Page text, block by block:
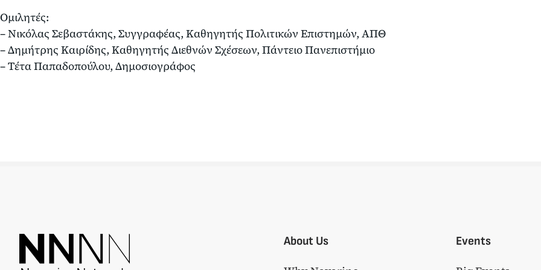
Ομιλητές:
– Νικόλας Σεβαστάκης, Συγγραφέας, Καθηγητής Πολιτικών Επιστημών, ΑΠΘ
– Δημήτρης Καιρίδης, Καθηγητής Διεθνών Σχέσεων, Πάντειο Πανεπιστήμιο
– Τέτα Παπαδοπούλου, Δημοσιογράφος
About Us Events